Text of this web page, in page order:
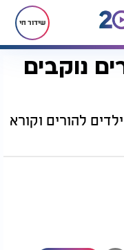
שידור חי
נוקבים
להורים וקורא